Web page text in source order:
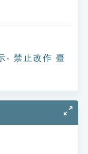
- 禁止改作 臺